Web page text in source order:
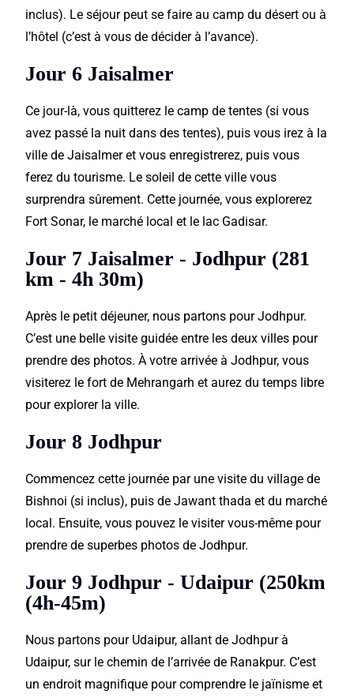
inclus). Le séjour peut se faire au camp du désert ou à
l’hôtel (c’est à vous de décider à l’avance).
Jour 6 Jaisalmer
Ce jour-là, vous quitterez le camp de tentes (si vous
avez passé la nuit dans des tentes), puis vous irez à la
ville de Jaisalmer et vous enregistrerez, puis vous
ferez du tourisme. Le soleil de cette ville vous
surprendra sûrement. Cette journée, vous explorerez
Fort Sonar, le marché local et le lac Gadisar.
Jour 7 Jaisalmer - Jodhpur (281
km - 4h 30m)
Après le petit déjeuner, nous partons pour Jodhpur.
C’est une belle visite guidée entre les deux villes pour
prendre des photos. À votre arrivée à Jodhpur, vous
visiterez le fort de Mehrangarh et aurez du temps libre
pour explorer la ville.
Jour 8 Jodhpur
Commencez cette journée par une visite du village de
Bishnoi (si inclus), puis de Jawant thada et du marché
local. Ensuite, vous pouvez le visiter vous-même pour
prendre de superbes photos de Jodhpur.
Jour 9 Jodhpur - Udaipur (250km
(4h-45m)
Nous partons pour Udaipur, allant de Jodhpur à
Udaipur, sur le chemin de l’arrivée de Ranakpur. C’est
un endroit magnifique pour comprendre le jaïnisme et